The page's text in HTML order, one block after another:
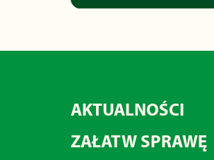
AKTUALNOŚCI
ZAŁATW SPRAWĘ